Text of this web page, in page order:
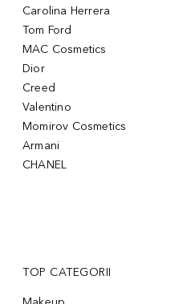
Carolina Herrera
Tom Ford
MAC Cosmetics
Dior
Creed
Valentino
Momirov Cosmetics
Armani
CHANEL
TOP CATEGORII